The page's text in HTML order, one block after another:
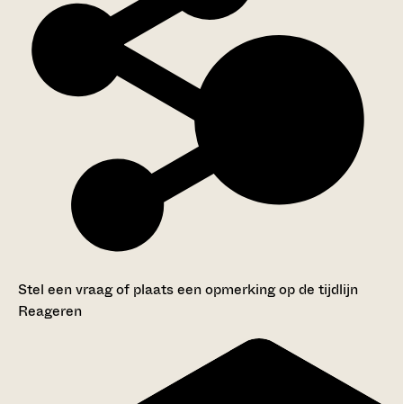
Stel een vraag of plaats een opmerking op de tijdlijn
Reageren